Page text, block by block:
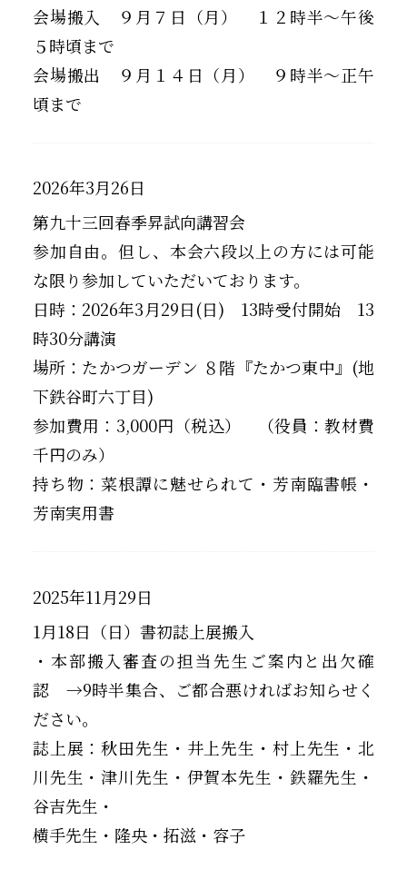
会場搬入 ９月７日（月） １２時半～午後
５時頃まで
会場搬出 ９月１４日（月） ９時半～正午
頃まで
2026年3月26日
第九十三回春季昇試向講習会
参加自由。但し、本会六段以上の方には可能
な限り参加していただいております。
日時：2026年3月29日(日) 13時受付開始 13
時30分講演
場所：たかつガーデン ８階『たかつ東中』(地
下鉄谷町六丁目)
参加費用：3,000円（税込） （役員：教材費
千円のみ）
持ち物：菜根譚に魅せられて・芳南臨書帳・
芳南実用書
2025年11月29日
1月18日（日）書初誌上展搬入
・本部搬入審査の担当先生ご案内と出欠確
認 →9時半集合、ご都合悪ければお知らせく
ださい。
誌上展：秋田先生・井上先生・村上先生・北
川先生・津川先生・伊賀本先生・鉄羅先生・
谷吉先生・
横手先生・隆央・拓滋・容子